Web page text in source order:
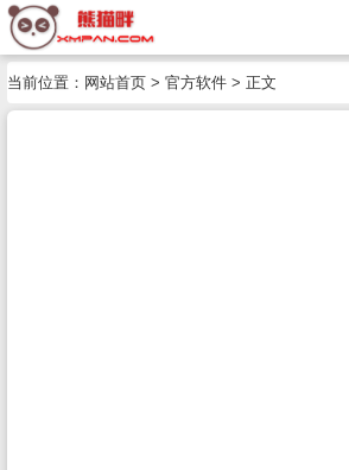
当前位置： 网站首页 > 官方软件 > 正文